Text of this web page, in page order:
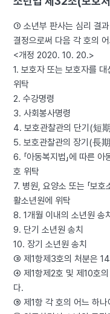
① 소년부 판사는 심리 결
결정으로써 다음 각 호의
<개정 2020. 10. 20.>
1. 보호자 또는 보호자를
위탁
2. 수강명령
3. 사회봉사명령
4. 보호관찰관의 단기(短
5. 보호관찰관의 장기(長
6. 「아동복지법」에 따른
호 위탁
7. 병원, 요양소 또는 「보
활소년원에 위탁
8. 1개월 이내의 소년원 송치
9. 단기 소년원 송치
10. 장기 소년원 송치
③ 제1항제3호의 처분은
④ 제1항제2호 및 제10호
다.
⑤ 제1항 각 호의 어느 하나